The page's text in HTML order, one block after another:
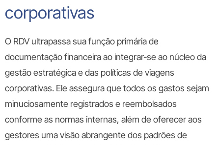
corporativas
O RDV ultrapassa sua função primária de
documentação financeira ao integrar-se ao núcleo da
gestão estratégica e das políticas de viagens
corporativas. Ele assegura que todos os gastos sejam
minuciosamente registrados e reembolsados
conforme as normas internas, além de oferecer aos
gestores uma visão abrangente dos padrões de